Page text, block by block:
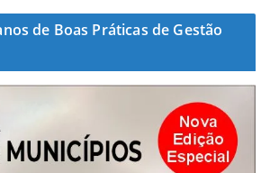
de Boas Práticas de Gestão